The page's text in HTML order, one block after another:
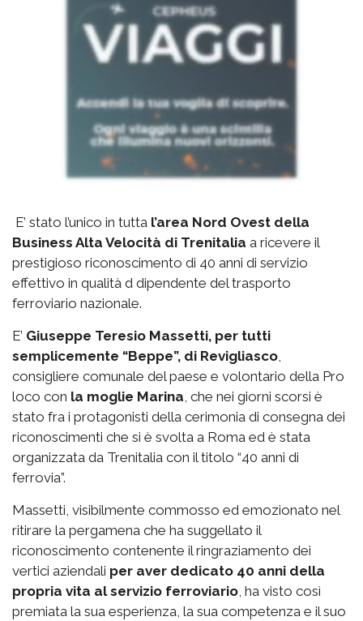
E’ stato l’unico in tutta l’area Nord Ovest della
Business Alta Velocità di Trenitalia a ricevere il
prestigioso riconoscimento di 40 anni di servizio
effettivo in qualità d dipendente del trasporto
ferroviario nazionale.
E’ Giuseppe Teresio Massetti, per tutti
semplicemente “Beppe”, di Revigliasco,
consigliere comunale del paese e volontario della Pro
loco con la moglie Marina, che nei giorni scorsi è
stato fra i protagonisti della cerimonia di consegna dei
riconoscimenti che si è svolta a Roma ed è stata
organizzata da Trenitalia con il titolo “40 anni di
ferrovia”.
Massetti, visibilmente commosso ed emozionato nel
ritirare la pergamena che ha suggellato il
riconoscimento contenente il ringraziamento dei
vertici aziendali per aver dedicato 40 anni della
propria vita al servizio ferroviario, ha visto così
premiata la sua esperienza, la sua competenza e il suo